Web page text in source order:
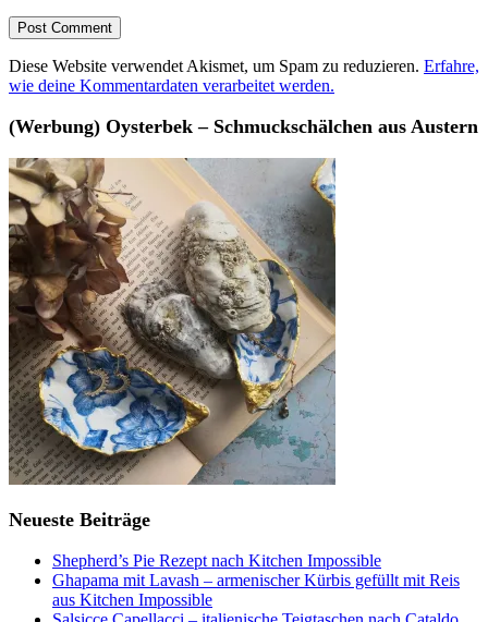
Diese Website verwendet Akismet, um Spam zu reduzieren. Erfahre,
wie deine Kommentardaten verarbeitet werden.
(Werbung) Oysterbek – Schmuckschälchen aus Austern
Neueste Beiträge
Shepherd’s Pie Rezept nach Kitchen Impossible
Ghapama mit Lavash – armenischer Kürbis gefüllt mit Reis
aus Kitchen Impossible